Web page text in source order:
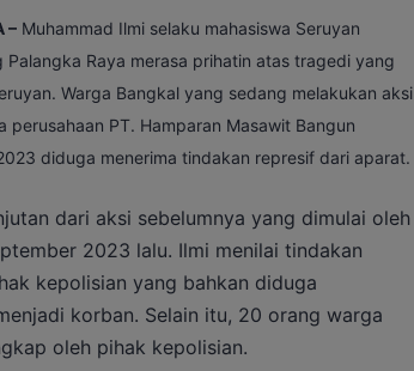
–Muhammad Ilmi selaku mahasiswa Seruyan
Raya merasa prihatin atas tragedi yang
Warga Bangkal yang sedang melakukan aksi
PT. Hamparan Masawit Bangun
diduga menerima tindakan represif dari aparat.
dari aksi sebelumnya yang dimulai oleh
2023 lalu. Ilmi menilai tindakan
kepolisian yang bahkan diduga
korban. Selain itu, 20 orang warga
oleh pihak kepolisian.